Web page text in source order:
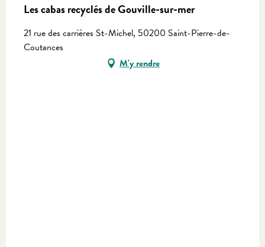
Les cabas recyclés de Gouville-sur-mer
21 rue des carrières St-Michel, 50200 Saint-Pierre-de-
Coutances
M'y rendre